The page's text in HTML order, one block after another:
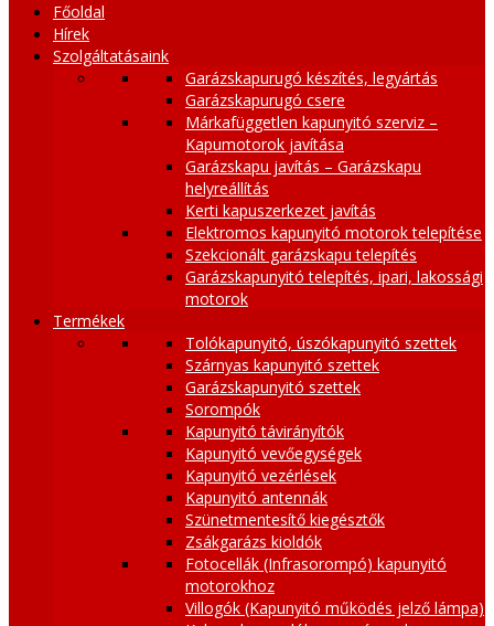
Főoldal
Hírek
Szolgáltatásaink
Garázskapurugó készítés, legyártás
Garázskapurugó csere
Márkafüggetlen kapunyitó szerviz –
Kapumotorok javítása
Garázskapu javítás – Garázskapu
helyreállítás
Kerti kapuszerkezet javítás
Elektromos kapunyitó motorok telepítése
Szekcionált garázskapu telepítés
Garázskapunyitó telepítés, ipari, lakossági
motorok
Termékek
Tolókapunyitó, úszókapunyitó szettek
Szárnyas kapunyitó szettek
Garázskapunyitó szettek
Sorompók
Kapunyitó távirányítók
Kapunyitó vevőegységek
Kapunyitó vezérlések
Kapunyitó antennák
Szünetmentesítő kiegésztők
Zsákgarázs kioldók
Fotocellák (Infrasorompó) kapunyitó
motorokhoz
Villogók (Kapunyitó működés jelző lámpa)